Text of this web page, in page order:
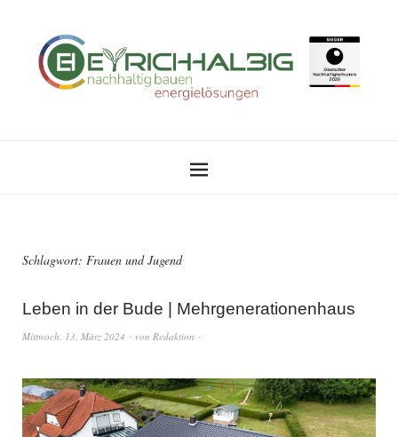
Schlagwort: Frauen und Jugend
Leben in der Bude | Mehrgenerationenhaus
Mittwoch, 13. März 2024 von Redaktion